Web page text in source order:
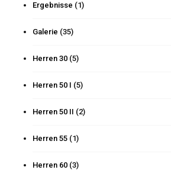
Ergebnisse (1)
Galerie (35)
Herren 30 (5)
Herren 50 I (5)
Herren 50 II (2)
Herren 55 (1)
Herren 60 (3)